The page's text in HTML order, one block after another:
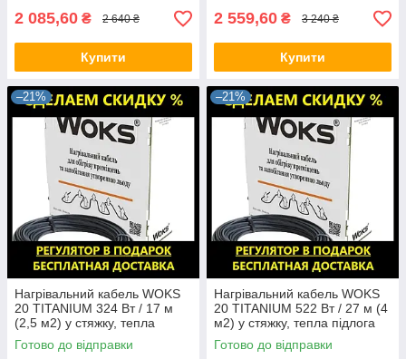
2 085,60 ₴ 2 640 ₴
Купити
2 559,60 ₴ 3 240 ₴
Купити
–21%
Нагрівальний кабель WOKS
20 TITANIUM 324 Вт / 17 м
(2,5 м2) у стяжку, тепла
підлога електрична Вокс
Готово до відправки
–21%
Нагрівальний кабель WOKS
20 TITANIUM 522 Вт / 27 м (4
м2) у стяжку, тепла підлога
електрична Вокс
Готово до відправки